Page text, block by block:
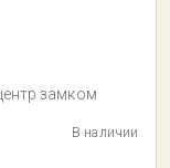
замком
В наличии